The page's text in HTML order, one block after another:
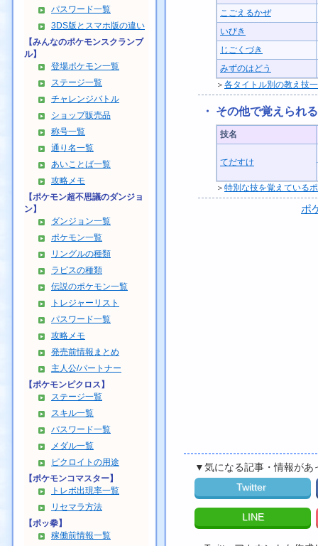
パスワード一覧
3DS版とスマホ版の違い
【みんなのポケモンスクランブ
ル】
登場ポケモン一覧
ステージ一覧
チャレンジバトル
ショップ販売品
称号一覧
通り名一覧
あいことば一覧
攻略メモ
【ポケモン超不思議のダンジョ
ン】
ダンジョン一覧
ポケモン一覧
リングルの種類
ラピスの種類
伝説のポケモン一覧
トレジャーリスト
パスワード一覧
攻略メモ
発売前情報まとめ
主人公/パートナー
【ポケモンピクロス】
ステージ一覧
スキル一覧
パスワード一覧
メダル一覧
ピクロイトの用途
【ポケモンコマスター】
トレボ出現率一覧
リセマラ方法
【ポッ拳】
稼働前情報一覧
こごえるかぜ
いびき
じごくづき
みずのはどう
＞ 各タイトル別の教え技
・ その他で覚えられ
技名
てだすけ
＞ 特別な技を覚えている
ポ
▼気になる記事・情報があ
Twitter
LINE